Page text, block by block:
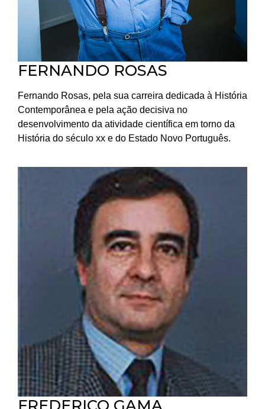
FERNANDO ROSAS
Fernando Rosas, pela sua carreira dedicada à História
Contemporânea e pela ação decisiva no
desenvolvimento da atividade científica em torno da
História do século xx e do Estado Novo Português.
FREDERICO GAMA